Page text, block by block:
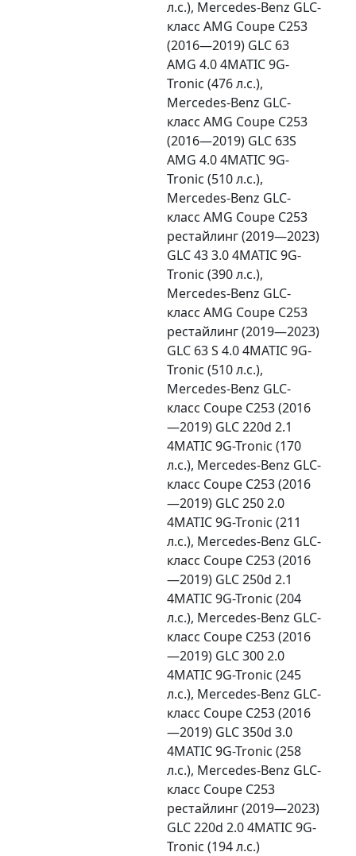
л.с.), Mercedes-Benz GLC-
класс AMG Coupe C253
(2016—2019) GLC 63
AMG 4.0 4MATIC 9G-
Tronic (476 л.с.),
Mercedes-Benz GLC-
класс AMG Coupe C253
(2016—2019) GLC 63S
AMG 4.0 4MATIC 9G-
Tronic (510 л.с.),
Mercedes-Benz GLC-
класс AMG Coupe C253
рестайлинг (2019—2023)
GLC 43 3.0 4MATIC 9G-
Tronic (390 л.с.),
Mercedes-Benz GLC-
класс AMG Coupe C253
рестайлинг (2019—2023)
GLC 63 S 4.0 4MATIC 9G-
Tronic (510 л.с.),
Mercedes-Benz GLC-
класс Coupe C253 (2016
—2019) GLC 220d 2.1
4MATIC 9G-Tronic (170
л.с.), Mercedes-Benz GLC-
класс Coupe C253 (2016
—2019) GLC 250 2.0
4MATIC 9G-Tronic (211
л.с.), Mercedes-Benz GLC-
класс Coupe C253 (2016
—2019) GLC 250d 2.1
4MATIC 9G-Tronic (204
л.с.), Mercedes-Benz GLC-
класс Coupe C253 (2016
—2019) GLC 300 2.0
4MATIC 9G-Tronic (245
л.с.), Mercedes-Benz GLC-
класс Coupe C253 (2016
—2019) GLC 350d 3.0
4MATIC 9G-Tronic (258
л.с.), Mercedes-Benz GLC-
класс Coupe C253
рестайлинг (2019—2023)
GLC 220d 2.0 4MATIC 9G-
Tronic (194 л.с.)